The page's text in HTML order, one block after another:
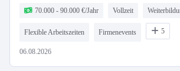
70.000 - 90.000 €/Jahr Vollzeit
Flexible Arbeitszeiten Firmenevents 5
06.08.2026